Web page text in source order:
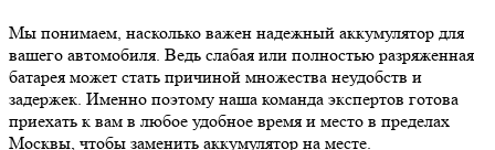
Мы понимаем, насколько важен надежный аккумулятор для
вашего автомобиля. Ведь слабая или полностью разряженная
батарея может стать причиной множества неудобств и
задержек. Именно поэтому наша команда экспертов готова
приехать к вам в любое удобное время и место в пределах
Москвы, чтобы заменить аккумулятор на месте.